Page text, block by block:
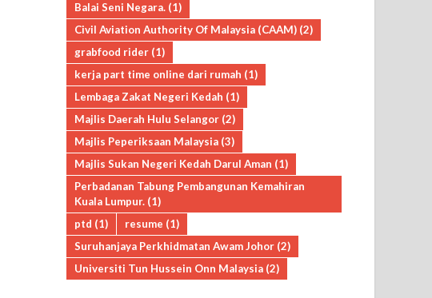
Balai Seni Negara. (1)
Civil Aviation Authority Of Malaysia (CAAM) (2)
grabfood rider (1)
kerja part time online dari rumah (1)
Lembaga Zakat Negeri Kedah (1)
Majlis Daerah Hulu Selangor (2)
Majlis Peperiksaan Malaysia (3)
Majlis Sukan Negeri Kedah Darul Aman (1)
Perbadanan Tabung Pembangunan Kemahiran
Kuala Lumpur. (1)
ptd (1) resume (1)
Suruhanjaya Perkhidmatan Awam Johor (2)
Universiti Tun Hussein Onn Malaysia (2)